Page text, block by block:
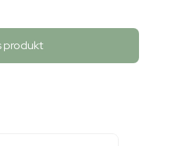
produkt